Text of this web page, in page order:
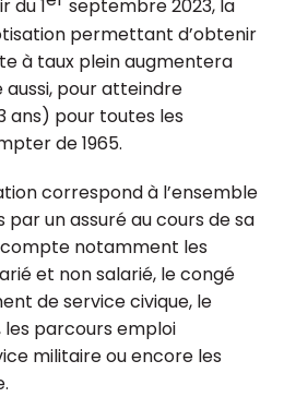
du 1
septembre 2023, la
permettant d’obtenir
à taux plein augmentera
pour atteindre
ans) pour toutes les
de 1965.
correspond à l’ensemble
un assuré au cours de sa
notamment les
et non salarié, le congé
de service civique, le
parcours emploi
militaire ou encore les